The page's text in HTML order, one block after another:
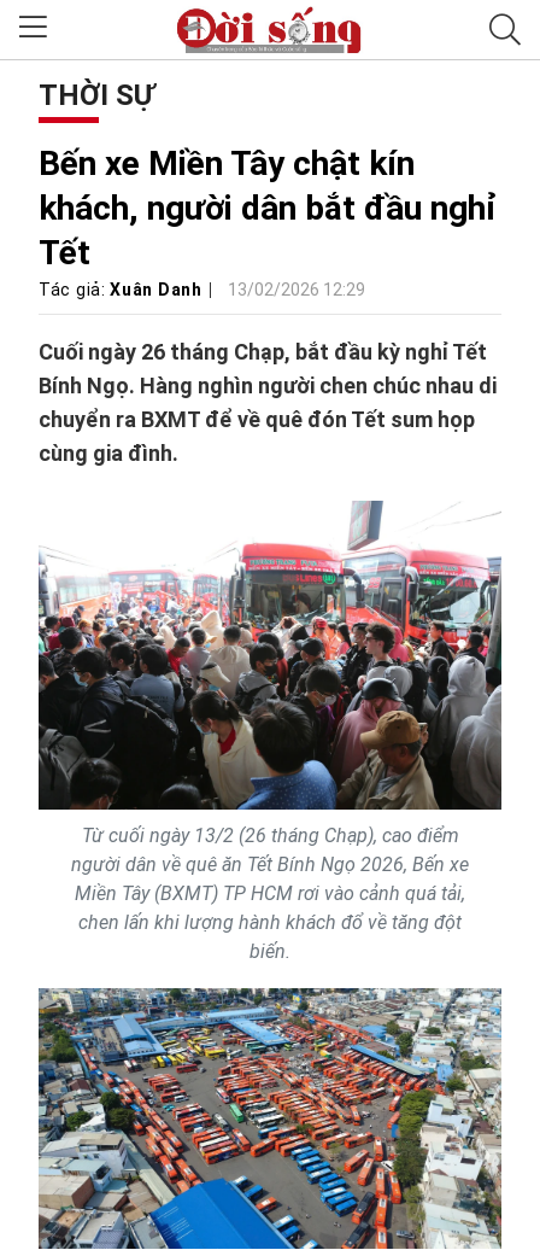
THỜI SỰ
Bến xe Miền Tây chật kín
khách, người dân bắt đầu nghỉ
Tết
Tác giả:Xuân Danh 13/02/2026 12:29
Cuối ngày 26 tháng Chạp, bắt đầu kỳ nghỉ Tết
Bính Ngọ. Hàng nghìn người chen chúc nhau di
chuyển ra BXMT để về quê đón Tết sum họp
cùng gia đình.
Từ cuối ngày 13/2 (26 tháng Chạp), cao điểm
người dân về quê ăn Tết Bính Ngọ 2026, Bến xe
Miền Tây (BXMT) TP HCM rơi vào cảnh quá tải,
chen lấn khi lượng hành khách đổ về tăng đột
biến.